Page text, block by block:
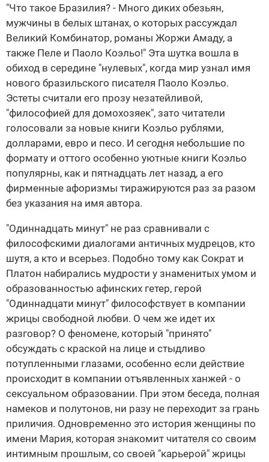
"Что такое Бразилия? - Много диких обезьян,
мужчины в белых штанах, о которых рассуждал
Великий Комбинатор, романы Жоржи Амаду, а
также Пеле и Паоло Коэльо!" Эта шутка вошла в
обиход в середине "нулевых", когда мир узнал имя
нового бразильского писателя Паоло Коэльо.
Эстеты считали его прозу незатейливой,
"философией для домохозяек", зато читатели
голосовали за новые книги Коэльо рублями,
долларами, евро и песо. И сегодня небольшие по
формату и оттого особенно уютные книги Коэльо
популярны, как и пятнадцать лет назад, а его
фирменные афоризмы тиражируются раз за разом
без указания на имя автора.
"Одиннадцать минут" не раз сравнивали с
философскими диалогами античных мудрецов, кто
шутя, а кто и всерьез. Подобно тому как Сократ и
Платон набирались мудрости у знаменитых умом и
образованностью афинских гетер, герой
"Одиннадцати минут" философствует в компании
жрицы свободной любви. О чем же идет их
разговор? О феномене, который "принято"
обсуждать с краской на лице и стыдливо
потупленными глазами, особенно если действие
происходит в компании отъявленных ханжей - о
сексуальном образовании. При этом беседа, полная
намеков и полутонов, ни разу не переходит за грань
приличия. Одновременно это история женщины по
имени Мария, которая знакомит читателя со своим
интимным прошлым, со своей "карьерой" жрицы